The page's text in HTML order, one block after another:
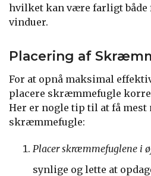
hvilket kan være farligt både
vinduer.
Placering af
For at opnå maksimal
placere skræmmefugle
Her er nogle tip til at få mest
skræmmefugle:
Placer skræmmefuglene i
synlige og lette at